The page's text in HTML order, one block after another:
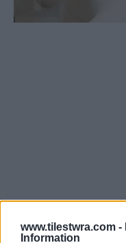
www.tilestwra.com -
Information